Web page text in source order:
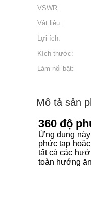
VSWR:
Vật liệu:
Lợi ích:
Kích thước:
Làm nổi bật:
Mô tả sản
360 độ
Ứng dụng
phức tạp
tất cả các
toàn hướng